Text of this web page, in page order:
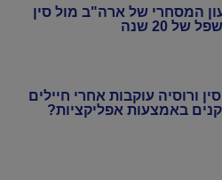
המסחרי של ארה"ב מול סין
של 20 שנה
ורוסיה עוקבות אחרי חיילים
באמצעות אפליקציות?